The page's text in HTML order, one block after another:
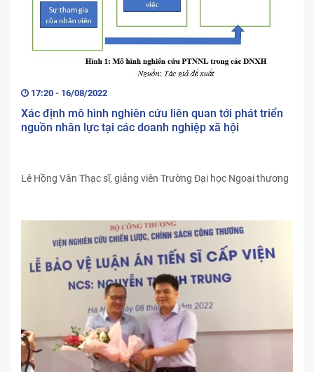
17:20 - 16/08/2022
Xác định mô hình nghiên cứu liên quan tới phát triển
nguồn nhân lực tại các doanh nghiệp xã hội
Lê Hồng Vân Thạc sĩ, giảng viên Trường Đại học Ngoại thương